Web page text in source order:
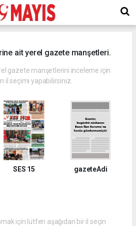
ait yerel gazete manşetleri.
gazete manşetlerini inceleme için
il seçimi yapabilirsiniz.
SES 15 gazeteAdi
için lütfen aşağıdan bir il seçin